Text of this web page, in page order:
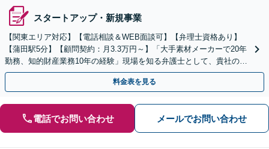
スタートアップ・新規事業
【関東エリア対応】【電話相談＆WEB面談可】【弁理士資格あり】
【蒲田駅5分】【顧問契約：月3.3万円～】「大手素材メーカーで20年
勤務、知的財産業務10年の経験」現場を知る弁護士として、貴社のビ
ジネスを法的側面から力強く支えます。
料金表を見る
電話でお問い合わせ メールでお問い合わせ